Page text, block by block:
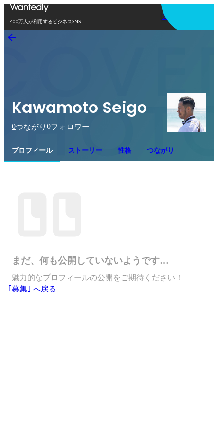
400万人が利用するビジネスSNS
アプリを使う
Kawamoto Seigo
0つながり 0フォロワー
プロフィール ストーリー 性格 つながり
まだ、何も公開していないようです…
魅力的なプロフィールの公開をご期待ください！
｢募集｣ へ戻る